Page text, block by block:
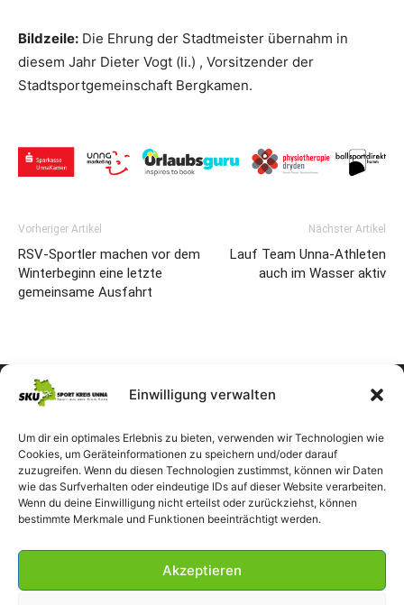
Einwilligung verwalten
Um dir ein optimales Erlebnis zu bieten, verwenden wir Technologien wie
Cookies, um Geräteinformationen zu speichern und/oder darauf
zuzugreifen. Wenn du diesen Technologien zustimmst, können wir Daten
wie das Surfverhalten oder eindeutige IDs auf dieser Website verarbeiten.
Wenn du deine Einwilligung nicht erteilst oder zurückziehst, können
bestimmte Merkmale und Funktionen beeinträchtigt werden.
Akzeptieren
Bildzeile: Die Ehrung der Stadtmeister übernahm in
diesem Jahr Dieter Vogt (li.) , Vorsitzender der
Stadtsportgemeinschaft Bergkamen.
Vorheriger Artikel
RSV-Sportler machen vor dem
Winterbeginn eine letzte
gemeinsame Ausfahrt
Nächster Artikel
Lauf Team Unna-Athleten
auch im Wasser aktiv